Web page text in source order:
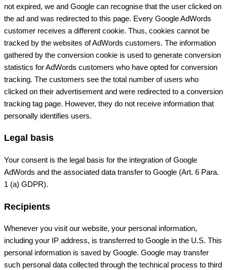
not expired, we and Google can recognise that the user clicked on
the ad and was redirected to this page. Every Google AdWords
customer receives a different cookie. Thus, cookies cannot be
tracked by the websites of AdWords customers. The information
gathered by the conversion cookie is used to generate conversion
statistics for AdWords customers who have opted for conversion
tracking. The customers see the total number of users who
clicked on their advertisement and were redirected to a conversion
tracking tag page. However, they do not receive information that
personally identifies users.
Legal basis
Your consent is the legal basis for the integration of Google
AdWords and the associated data transfer to Google (Art. 6 Para.
1 (a) GDPR).
Recipients
Whenever you visit our website, your personal information,
including your IP address, is transferred to Google in the U.S. This
personal information is saved by Google. Google may transfer
such personal data collected through the technical process to third